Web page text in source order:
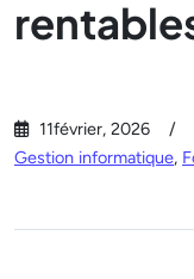
11février, 2026
Gestion informatique,